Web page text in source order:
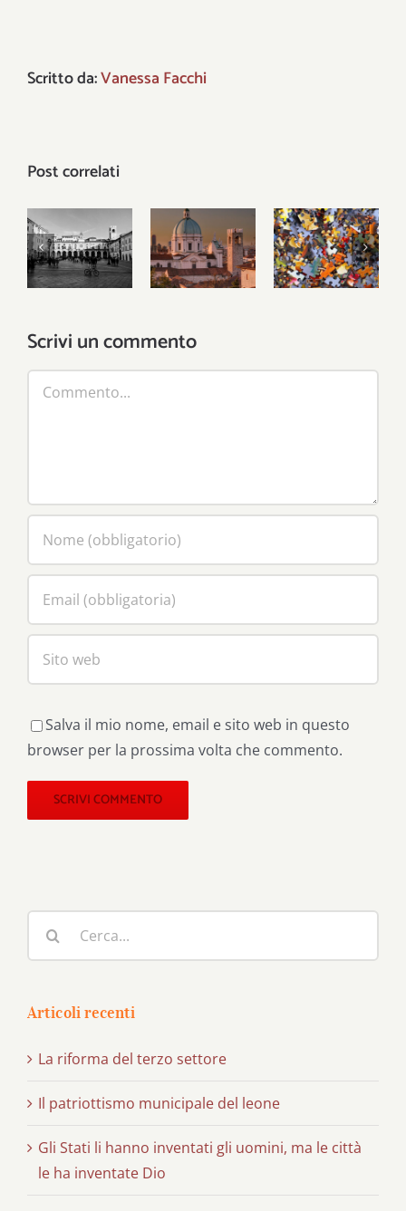
Scritto da:Vanessa Facchi
Post correlati
Il
patriottismo
municipale
hanno
inventati
gli uomini,
ma le città
Dio
Problemi
locali,
risposte
Scrivi un commento
Salva il mio nome, email e sito web in questo
browser per la prossima volta che commento.
per:
Articoli recenti
La riforma del terzo settore
Il patriottismo municipale del leone
Gli Stati li hanno inventati gli uomini, ma le città
le ha inventate Dio